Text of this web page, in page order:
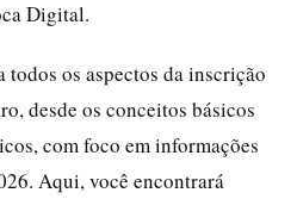
Digital.
os aspectos da inscrição
desde os conceitos básicos
com foco em informações
Aqui, você encontrará